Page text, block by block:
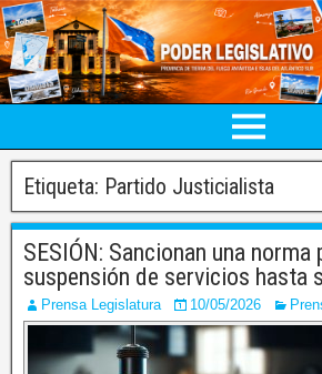
Etiqueta: Partido Justicialista
SESIÓN: Sancionan una norma
suspensión de servicios hasta
Prensa Legislatura 10/05/2026